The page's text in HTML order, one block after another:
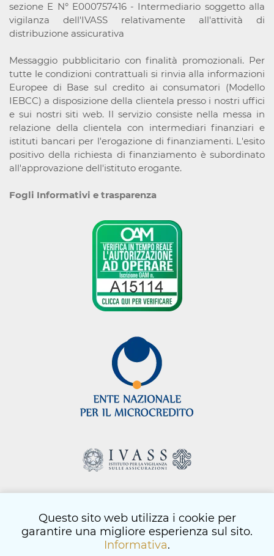
sezione E N° E000757416 - Intermediario soggetto alla
vigilanza dell'IVASS relativamente all'attività di
distribuzione assicurativa
Messaggio pubblicitario con finalità promozionali. Per
tutte le condizioni contrattuali si rinvia alla informazioni
Europee di Base sul credito ai consumatori (Modello
IEBCC) a disposizione della clientela presso i nostri uffici
e sui nostri siti web. Il servizio consiste nella messa in
relazione della clientela con intermediari finanziari e
istituti bancari per l'erogazione di finanziamenti. L'esito
positivo della richiesta di finanziamento è subordinato
all'approvazione dell'istituto erogante.
Fogli Informativi e trasparenza
html - © Copyright 2026
informativa privacy
-informativa cookie
Questo sito web utilizza i cookie per
garantire una migliore esperienza sul sito.
Informativa.